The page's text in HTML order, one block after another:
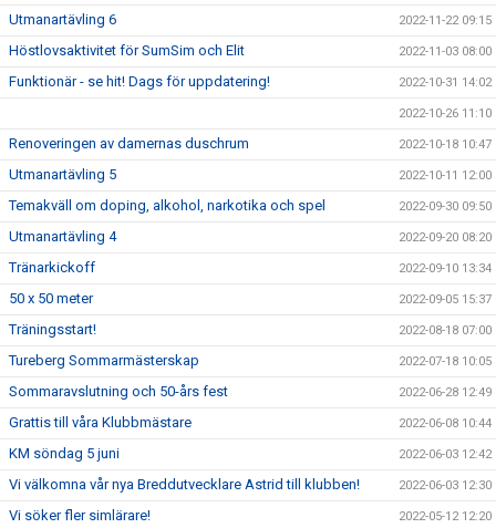
Utmanartävling 6 2022-11-22 09:15
Höstlovsaktivitet för SumSim och Elit 2022-11-03 08:00
Funktionär - se hit! Dags för uppdatering! 2022-10-31 14:02
2022-10-26 11:10
Renoveringen av damernas duschrum 2022-10-18 10:47
Utmanartävling 5 2022-10-11 12:00
Temakväll om doping, alkohol, narkotika och spel 2022-09-30 09:50
Utmanartävling 4 2022-09-20 08:20
Tränarkickoff 2022-09-10 13:34
50 x 50 meter 2022-09-05 15:37
Träningsstart! 2022-08-18 07:00
Tureberg Sommarmästerskap 2022-07-18 10:05
Sommaravslutning och 50-års fest 2022-06-28 12:49
Grattis till våra Klubbmästare 2022-06-08 10:44
KM söndag 5 juni 2022-06-03 12:42
Vi välkomna vår nya Breddutvecklare Astrid till klubben! 2022-06-03 12:30
Vi söker fler simlärare! 2022-05-12 12:20